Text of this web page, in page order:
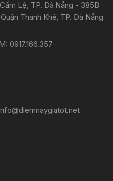
Lệ, TP. Đà Nẵng - 385B
Thanh Khê, TP. Đà Nẵng
0917.166.357 -